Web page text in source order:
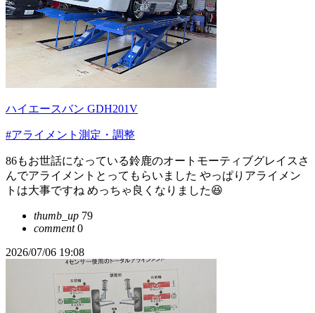
ハイエースバン GDH201V
#アライメント測定・調整
86もお世話になっている鈴鹿のオートモーティブグレイスさ
んでアライメントとってもらいました やっぱりアライメン
トは大事ですね めっちゃ良くなりました😆
thumb_up 79
comment0
2026/07/06 19:08